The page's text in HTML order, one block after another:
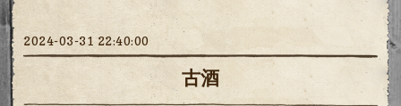
2024-03-31 22:40:00
古酒